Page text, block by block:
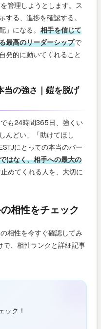
管理しようとします。ス
する、進捗を確認する。
」になる。 相手を信じて
最高のリーダーシップで
発的に動いてくれること
当の強さ｜鎧を脱げ
も24時間365日、強くい
んどい」「助けてほし
にとっての本当のパー
はなく、相手への最大の
めてくれる人を、大切に
相性をチェック
相性を今すぐ確認してみ
で、相性ランクと詳細記事
ック！